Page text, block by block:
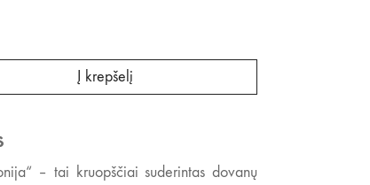
Į krepšelį
– tai kruopščiai suderintas dovanų